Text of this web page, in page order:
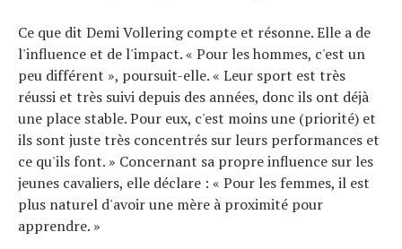
Ce que dit Demi Vollering compte et résonne. Elle a de
l'influence et de l'impact. « Pour les hommes, c'est un
peu différent », poursuit-elle. « Leur sport est très
réussi et très suivi depuis des années, donc ils ont déjà
une place stable. Pour eux, c'est moins une (priorité) et
ils sont juste très concentrés sur leurs performances et
ce qu'ils font. » Concernant sa propre influence sur les
jeunes cavaliers, elle déclare : « Pour les femmes, il est
plus naturel d'avoir une mère à proximité pour
apprendre. »